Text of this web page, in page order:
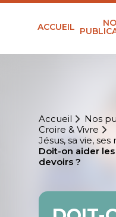
ACCUEIL
Accueil
Nos
Croire & Vivre
Jésus, sa vie, ses
Doit-on aider
devoirs ?